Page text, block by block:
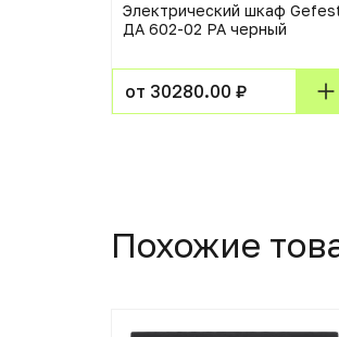
Электрический шкаф
ДА 602-02 РА черный
от 30280.00 ₽
Похожие